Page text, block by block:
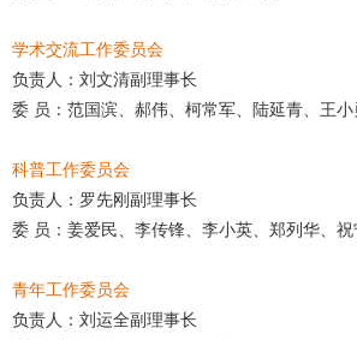
学术交流工作委员会
负责人：刘文清副理事长
委 员：范国滨、郝伟、柯常军、陆延青、王
科普工作委员会
负责人：罗先刚副理事长
委 员：姜爱民、李传锋、李小英、郑列华、
青年工作委员会
负责人：刘运全副理事长